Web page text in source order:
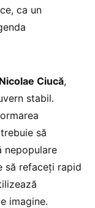
ca un
Ciucă,
stabil.
să
nepopulare
să refaceți rapid
imagine.